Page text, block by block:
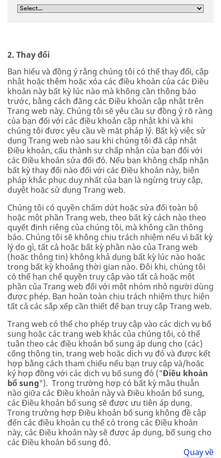
2. Thay đổi
Bạn hiểu và đồng ý rằng chúng tôi có thể thay đổi, cập
nhật hoặc thêm hoặc xóa các điều khoản của các Điều
khoản này bất kỳ lúc nào mà không cần thông báo
trước, bằng cách đăng các Điều khoản cập nhật trên
Trang web này. Chúng tôi sẽ yêu cầu sự đồng ý rõ ràng
của bạn đối với các điều khoản cập nhật khi và khi
chúng tôi được yêu cầu về mặt pháp lý. Bất kỳ việc sử
dụng Trang web nào sau khi chúng tôi đã cập nhật
Điều khoản, cấu thành sự chấp nhận của bạn đối với
các Điều khoản sửa đổi đó. Nếu bạn không chấp nhận
bất kỳ thay đổi nào đối với các Điều khoản này, biện
pháp khắc phục duy nhất của bạn là ngừng truy cập,
duyệt hoặc sử dụng Trang web.
Chúng tôi có quyền chấm dứt hoặc sửa đổi toàn bộ
hoặc một phần Trang web, theo bất kỳ cách nào theo
quyết định riêng của chúng tôi, mà không cần thông
báo. Chúng tôi sẽ không chịu trách nhiệm nếu vì bất kỳ
lý do gì, tất cả hoặc bất kỳ phần nào của Trang web
(hoặc thông tin) không khả dụng bất kỳ lúc nào hoặc
trong bất kỳ khoảng thời gian nào. Đôi khi, chúng tôi
có thể hạn chế quyền truy cập vào tất cả hoặc một
phần của Trang web đối với một nhóm nhỏ người dùng
được phép. Bạn hoàn toàn chịu trách nhiệm thực hiện
tất cả các sắp xếp cần thiết để bạn truy cập Trang web.
Trang web có thể cho phép truy cập vào các dịch vụ bổ
sung hoặc các trang web khác của chúng tôi, có thể
tuân theo các điều khoản bổ sung áp dụng cho (các)
cổng thông tin, trang web hoặc dịch vụ đó và được kết
hợp bằng cách tham chiếu nếu bạn truy cập và/hoặc
ký hợp đồng với các dịch vụ bổ sung đó ("Điều khoản
bổ sung"). Trong trường hợp có bất kỳ mâu thuẫn
nào giữa các Điều khoản này và Điều khoản bổ sung,
các Điều khoản bổ sung sẽ được ưu tiên áp dụng.
Trong trường hợp Điều khoản bổ sung không đề cập
đến các điều khoản cụ thể có trong các Điều khoản
này, các Điều khoản này sẽ được áp dụng, bổ sung cho
các Điều khoản bổ sung đó.
Quay về